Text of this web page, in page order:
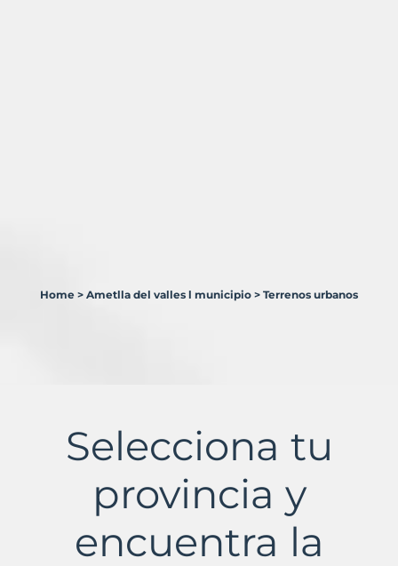
Municipio
Murbalands
Home > Ametlla del valles l municipio > Terrenos urbanos
Selecciona tu
provincia y
encuentra la